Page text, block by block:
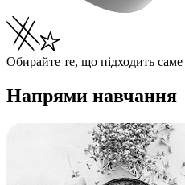
Обирайте те, що підходить
Напрями навчання